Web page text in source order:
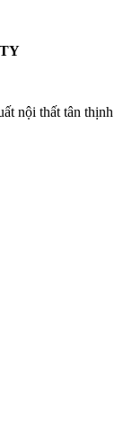
nội thất tân thịnh